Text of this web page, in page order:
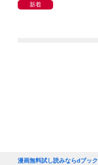
新着
漫画無料試し読みならdブック